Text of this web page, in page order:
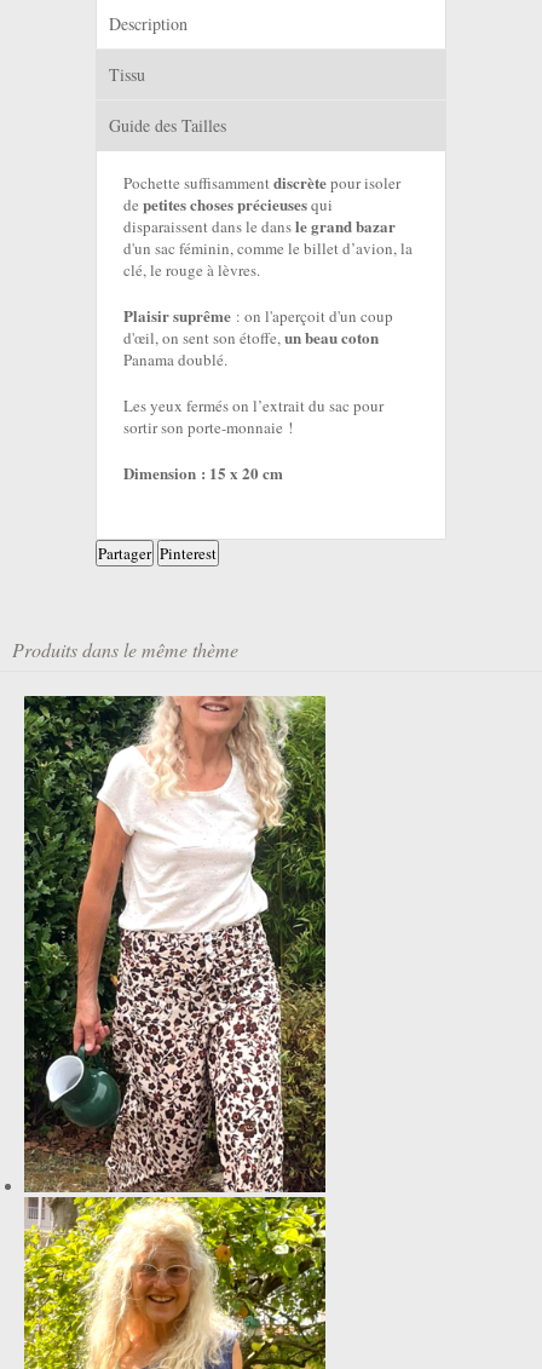
Description
Tissu
Guide des Tailles
Pochette suffisammentdiscrètepour isoler
de petites choses précieusesqui
disparaissent dans le dansle grand bazar
d'un sac féminin, comme le billet d’avion, la
clé, le rouge à lèvres.
Plaisir suprême : on l'aperçoit d'un coup
d'œil, on sent son étoffe,un beau coton
Panama doublé.
Les yeux fermés on l’extrait du sac pour
sortir son porte-monnaie !
Dimension : 15 x 20 cm
Partager Pinterest
Produits dans le même thème